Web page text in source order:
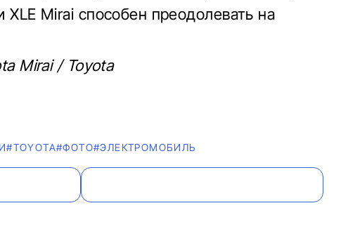
XLE Mirai способен преодолевать на
Mirai / Toyota
#TOYOTA#ФОТО#ЭЛЕКТРОМОБИЛЬ